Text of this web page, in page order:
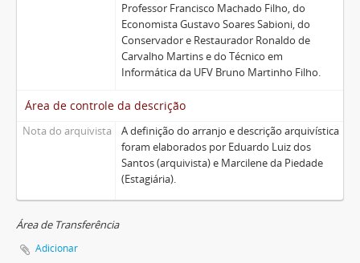
Professor Francisco Machado Filho, do
Economista Gustavo Soares Sabioni, do
Conservador e Restaurador Ronaldo de
Carvalho Martins e do Técnico em
Informática da UFV Bruno Martinho Filho.
Área de controle da descrição
Nota do arquivista
A definição do arranjo e descrição arquivística
foram elaborados por Eduardo Luiz dos
Santos (arquivista) e Marcilene da Piedade
(Estagiária).
Área de Transferência
Adicionar